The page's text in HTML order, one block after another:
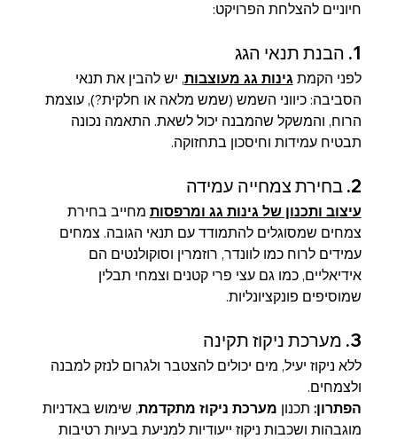
חיוניים להצלחת הפרויקט:
1. הבנת תנאי הגג
לפני הקמת גינות גג מעוצבות, יש להבין את תנאי
הסביבה: כיווני השמש (שמש מלאה או חלקית?), עוצמת
הרוח, והמשקל שהמבנה יכול לשאת. התאמה נכונה
תבטיח עמידות וחיסכון בתחזוקה.
2. בחירת צמחייה עמידה
עיצוב ותכנון של גינות גג ומרפסות מחייב בחירת
צמחים שמסוגלים להתמודד עם תנאי הגובה. צמחים
עמידים לרוח כמו לוונדר, רוזמרין וסוקולנטים הם
אידיאליים, כמו גם עצי פרי קטנים וצמחי תבלין
שמוסיפים פונקציונליות.
3. מערכת ניקוז תקינה
ללא ניקוז יעיל, מים יכולים להצטבר ולגרום לנזק למבנה
ולצמחים.
הפתרון: תכנון מערכת ניקוז מתקדמת, שימוש באדניות
מוגבהות ושכבות ניקוז ייעודיות למניעת בעיות רטיבות